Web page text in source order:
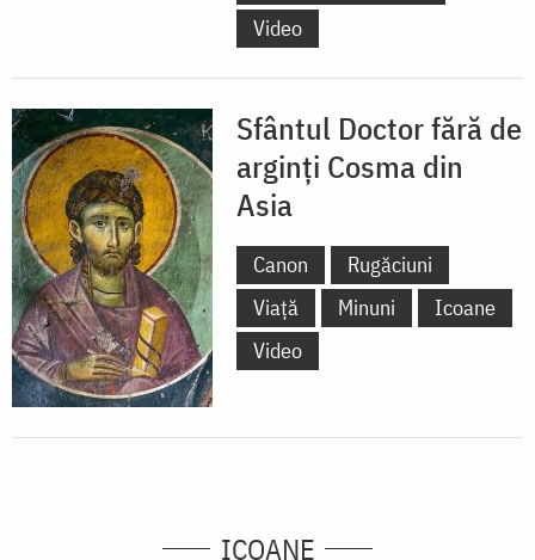
Video
Sfântul Doctor fără de
arginți Cosma din
Asia
Canon
Rugăciuni
Viață
Minuni
Icoane
Video
ICOANE